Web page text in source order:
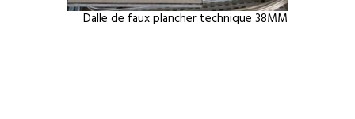
Dalle de faux plancher technique 38MM